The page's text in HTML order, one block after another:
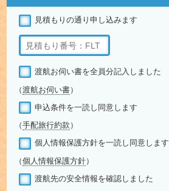
見積もりの通り申し込みます
渡航お伺い書を全員分記入しました
（渡航お伺い書）
申込条件を一読し同意します
（手配旅行約款 ）
個人情報保護方針を一読し同意します
（個人情報保護方針）
渡航先の安全情報を確認しました